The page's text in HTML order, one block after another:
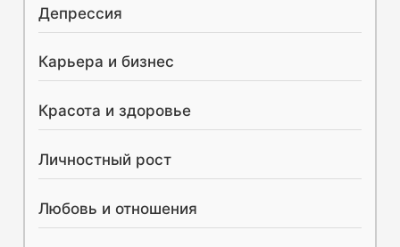
Депрессия
Карьера и бизнес
Красота и здоровье
Личностный рост
Любовь и отношения